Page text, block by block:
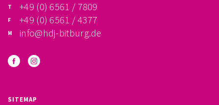
PRÄVENTION
INSTITUTIONELLES SCHUTZKONZEPT
VERHALTENSKODEX FÜR HAUPTAMTLICHE
+49 (0) 6561 / 7809
+49 (0) 6561 / 4377
info@hdj-bitburg.de
SITEMAP